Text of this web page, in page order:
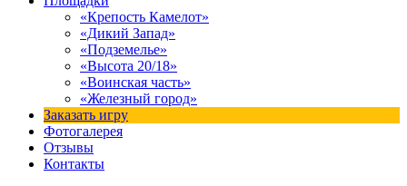
«Крепость Камелот»
«Дикий Запад»
«Подземелье»
«Высота 20/18»
«Воинская часть»
«Железный город»
Заказать игру
Фотогалерея
Отзывы
Контакты